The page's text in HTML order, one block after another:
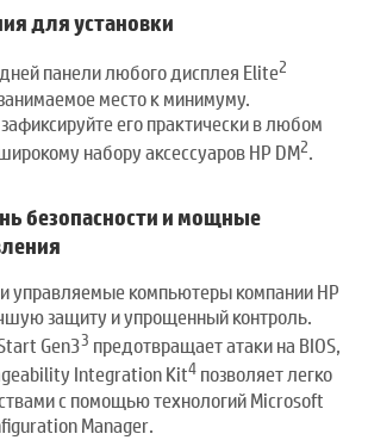
для установки
панели любого дисплея Elite2
место к минимуму.
его практически в любом
набору аксессуаров HP DM2.
безопасности и мощные
управляемые компьютеры компании HP
защиту и упрощенный контроль.
Gen33 предотвращает атаки на BIOS,
Integration Kit4 позволяет легко
с помощью технологий Microsoft
Manager.